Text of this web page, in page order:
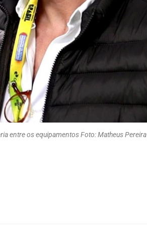
entre os equipamentos Foto: Matheus Pereira